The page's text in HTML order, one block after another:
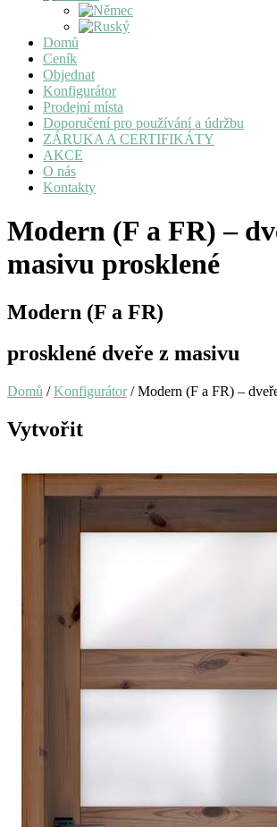
Domů
Ceník
Objednat
Konfigurátor
Prodejní místa
Doporučení pro používání a údržbu
ZÁRUKA A CERTIFIKÁTY
AKCE
O nás
Kontakty
Modern (F a FR) –
masivu prosklené
Modern (F a FR)
prosklené dveře z masivu
Domů /Konfigurátor/ Modern (F a FR) –
Vytvořit